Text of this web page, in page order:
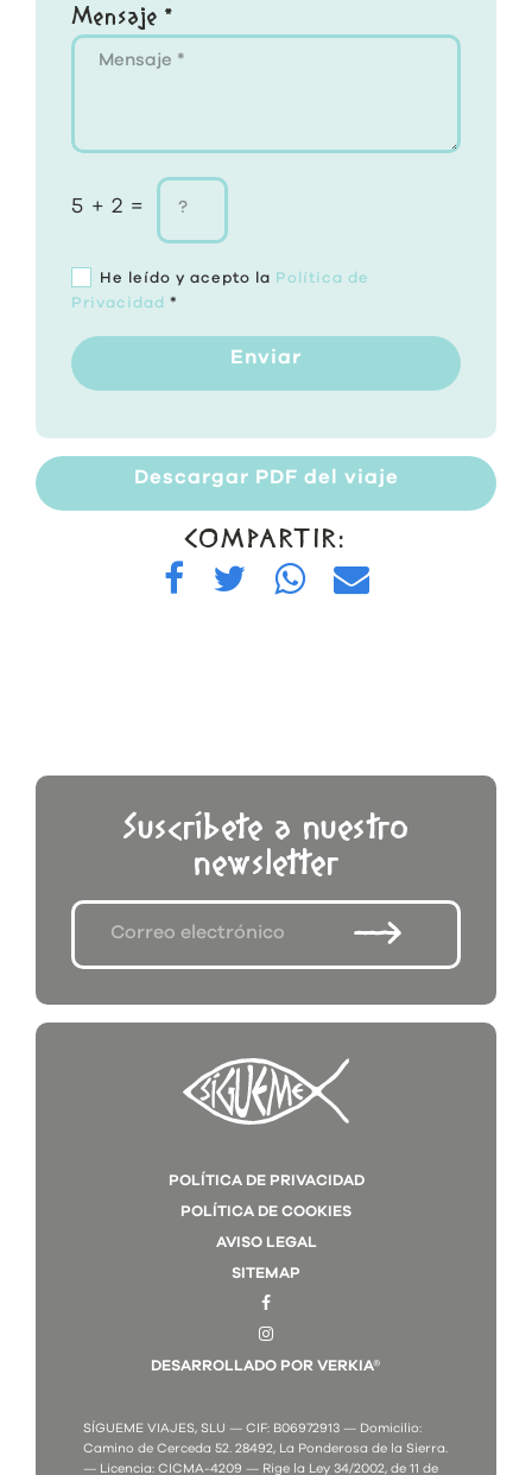
Mensaje *
5 + 2 =
He leído y acepto la Política de
Privacidad *
Enviar
Descargar PDF del viaje
COMPARTIR:
Suscríbete a nuestro
newsletter
POLÍTICA DE PRIVACIDAD
POLÍTICA DE COOKIES
AVISO LEGAL
SITEMAP
DESARROLLADO POR VERKIA®
SÍGUEME VIAJES, SLU — CIF: B06972913 — Domicilio:
Camino de Cerceda 52. 28492, La Ponderosa de la Sierra.
— Licencia: CICMA-4209 — Rige la Ley 34/2002, de 11 de